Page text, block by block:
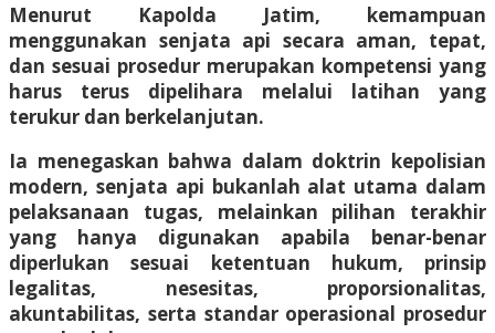
Menurut Kapolda Jatim, kemampuan
menggunakan senjata api secara aman, tepat,
dan sesuai prosedur merupakan kompetensi yang
harus terus dipelihara melalui latihan yang
terukur dan berkelanjutan.
Ia menegaskan bahwa dalam doktrin kepolisian
modern, senjata api bukanlah alat utama dalam
pelaksanaan tugas, melainkan pilihan terakhir
yang hanya digunakan apabila benar-benar
diperlukan sesuai ketentuan hukum, prinsip
legalitas, nesesitas, proporsionalitas,
akuntabilitas, serta standar operasional prosedur